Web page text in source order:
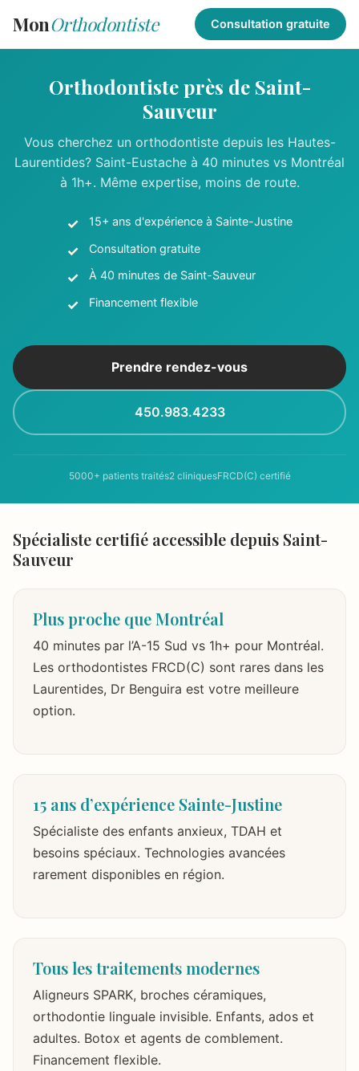
MonOrthodontiste Consultation gratuite
Orthodontiste près de Saint-
Sauveur
Vous cherchez un orthodontiste depuis les Hautes-
Laurentides? Saint-Eustache à 40 minutes vs Montréal
à 1h+. Même expertise, moins de route.
15+ ans d'expérience à Sainte-Justine
Consultation gratuite
À 40 minutes de Saint-Sauveur
Financement flexible
Prendre rendez-vous
450.983.4233
5000+ patients traités2 cliniquesFRCD(C) certifié
Spécialiste certifié accessible depuis Saint-
Sauveur
Plus proche que Montréal
40 minutes par l’A-15 Sud vs 1h+ pour Montréal.
Les orthodontistes FRCD(C) sont rares dans les
Laurentides, Dr Benguira est votre meilleure
option.
15 ans d’expérience Sainte-Justine
Spécialiste des enfants anxieux, TDAH et
besoins spéciaux. Technologies avancées
rarement disponibles en région.
Tous les traitements modernes
Aligneurs SPARK, broches céramiques,
orthodontie linguale invisible. Enfants, ados et
adultes. Botox et agents de comblement.
Financement flexible.